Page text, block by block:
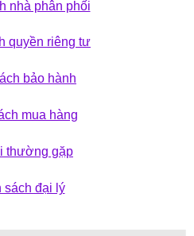
nhà phân phối
quyền riêng tư
bảo hành
mua hàng
thường gặp
sách đại lý